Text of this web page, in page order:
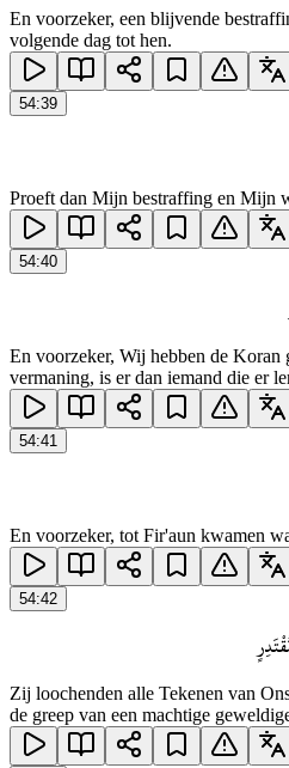
En voorzeker, een blijvende
volgende dag tot hen.
54:39
Proeft dan Mijn bestraffing en Mijn
54:40
En voorzeker, Wij hebben de Koran
vermaning, is er dan iemand die er
54:41
En voorzeker, tot Fir'aun kwamen
54:42
Zij loochenden alle Tekenen van
de greep van een machtige